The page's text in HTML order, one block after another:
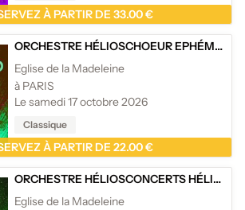
À PARTIR DE 33.00 €
ORCHESTRE HÉLIOSCHOEUR EPHÉMÈRE DE PARIS
Eglise de la Madeleine
à PARIS
Le samedi 17 octobre 2026
Classique
À PARTIR DE 22.00 €
ORCHESTRE HÉLIOSCONCERTS HÉLIOS
Eglise de la Madeleine